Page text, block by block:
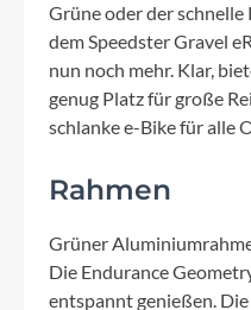
Grüne oder der schnelle
dem Speedster Gravel
nun noch mehr. Klar,
genug Platz für große
schlanke e-Bike für alle
Rahmen
Grüner
Die Endurance
entspannt genießen.